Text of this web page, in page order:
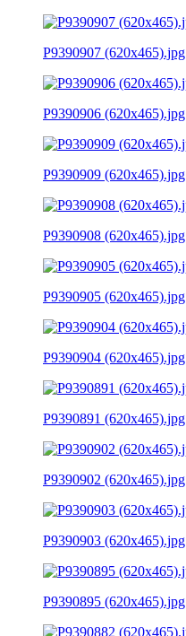
P9390907 (620x465).jpg
P9390906 (620x465).jpg
P9390909 (620x465).jpg
P9390908 (620x465).jpg
P9390905 (620x465).jpg
P9390904 (620x465).jpg
P9390891 (620x465).jpg
P9390902 (620x465).jpg
P9390903 (620x465).jpg
P9390895 (620x465).jpg